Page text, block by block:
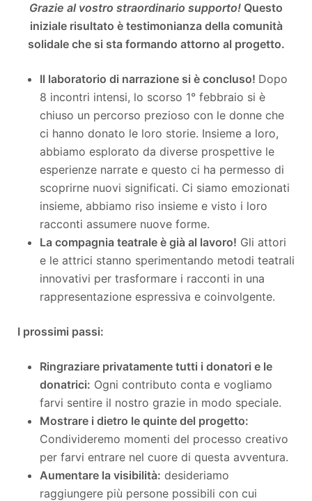
Grazie al vostro straordinario supporto! Questo
iniziale risultato è testimonianza della comunità
solidale che si sta formando attorno al progetto.
Il laboratorio di narrazione si è concluso! Dopo
8 incontri intensi, lo scorso 1° febbraio si è
chiuso un percorso prezioso con le donne che
ci hanno donato le loro storie. Insieme a loro,
abbiamo esplorato da diverse prospettive le
esperienze narrate e questo ci ha permesso di
scoprirne nuovi significati. Ci siamo emozionati
insieme, abbiamo riso insieme e visto i loro
racconti assumere nuove forme.
La compagnia teatrale è già al lavoro! Gli attori
e le attrici stanno sperimentando metodi teatrali
innovativi per trasformare i racconti in una
rappresentazione espressiva e coinvolgente.
I prossimi passi:
Ringraziare privatamente tutti i donatori e le
donatrici: Ogni contributo conta e vogliamo
farvi sentire il nostro grazie in modo speciale.
Mostrare i dietro le quinte del progetto:
Condivideremo momenti del processo creativo
per farvi entrare nel cuore di questa avventura.
Aumentare la visibilità: desideriamo
raggiungere più persone possibili con cui